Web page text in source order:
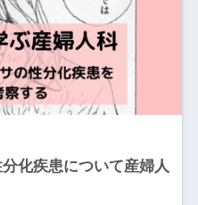
化疾患について産婦人